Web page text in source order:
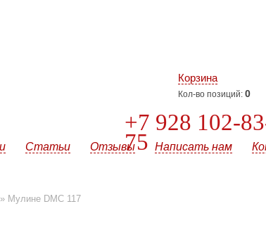
Корзина
Кол-во позиций: 0
+7 928 102-
75
Статьи Отзывы Написать нам
» Мулине DMC 117